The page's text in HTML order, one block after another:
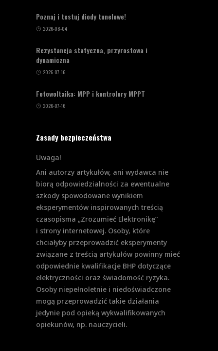
Poznaj i testuj diody tunelowe!
2026-08-04
Rezystancja statyczna, przyrostowa i
dynamiczna
2026-07-16
Fotowoltaika: MPP i kontrolery MPPT
2026-07-16
Zasady bezpieczeństwa
Uwaga!
Ani autorzy artykułów, ani wydawca nie
biorą odpowiedzialności za ewentualne
szkody spowodowane wynikiem
eksperymentów inspirowanych treścią
czasopisma „Zrozumieć Elektronikę”
i strony internetowej. Osoby, które
chciałyby przeprowadzić eksperymenty
związane z treścią artykułów powinny mieć
odpowiednie kwalifikacje BHP dotyczące
elektryczności oraz świadomość ryzyka.
Osoby niepełnoletnie i niedoświadczone
mogą przeprowadzić takie działania
jedynie pod opieką wykwalifikowanych
opiekunów, np. nauczycieli.